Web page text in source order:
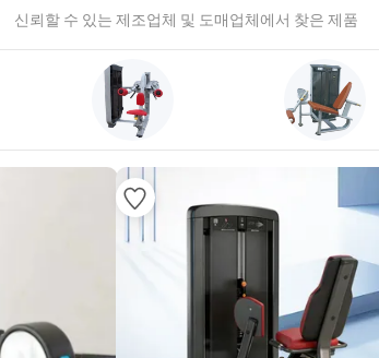
신뢰할 수 있는 제조업체 및 도매업체에서 찾은 제품